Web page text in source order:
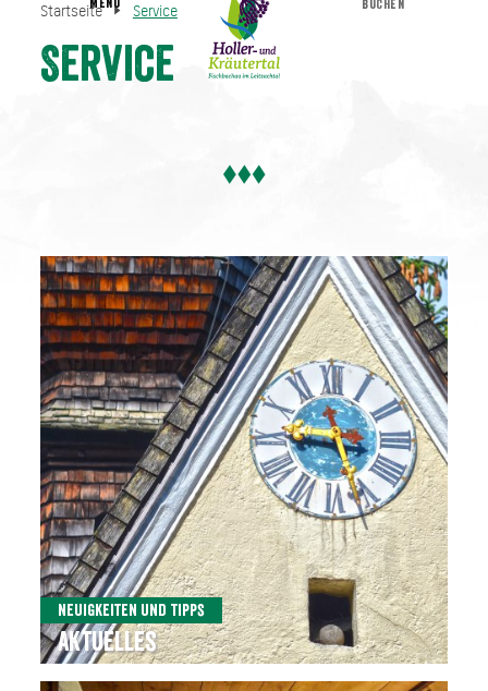
Startseite Service
Service
Neuigkeiten und Tipps
Aktuelles
Startseite Service
MENU BUCHEN